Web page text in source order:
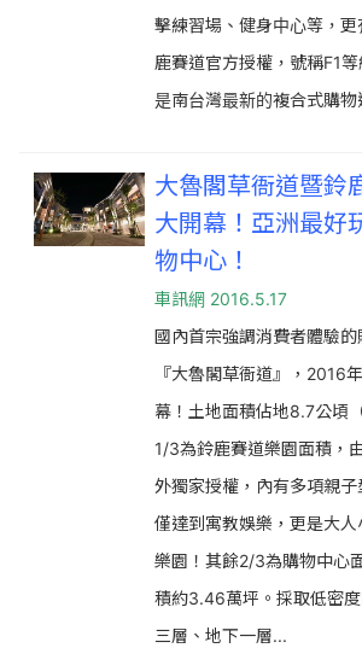
擊練習場、健身中心等，
鹿賽道官方授權，號稱F1
是南台灣最新的複合式購物
大魯閣草衙道暨鈴
大開幕！亞洲最好
物中心！
車訊網 2016.5.17
國內首宗強調消費者體驗
『大魯閣草衙道』，2016
幕！土地面積佔地8.7公頃
1/3為鈴鹿賽道樂園面積，
外獨家授權，內有多項親
僅達到寓教娛樂，更是大
樂園！其餘2/3為購物中心
積約3.46萬坪。採取低密
三層、地下一層...